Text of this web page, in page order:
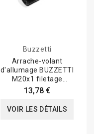
Buzzetti
Arrache-volant
d'allumage BUZZETTI
M20x1 filetage
extérieur/pas à droite
13,78 €
VOIR LES DÉTAILS